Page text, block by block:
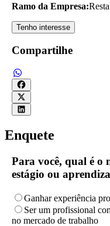
Ramo da Empresa:
Tenho interesse
Compartilhe
Enquete
Para você, qual é o
estágio ou
Ganhar experiência
Ser um profissional
no mercado de trabalho